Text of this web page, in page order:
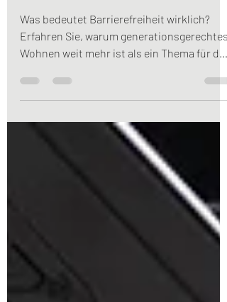
generationsgerecht
Wohnen
Erfahren Sie, warum generationsgerechtes
Wohnen weit mehr ist als ein Thema für den
Pflegefall und wie eine vorausschauende
Wohnraumgestaltung Sicherheit und
Selbstständigkeit fördern kann.